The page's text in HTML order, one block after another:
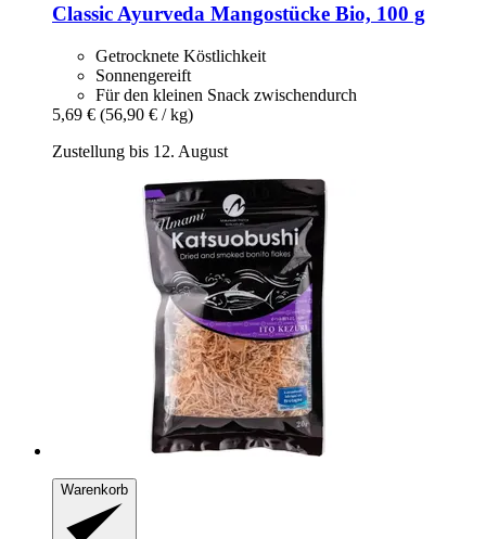
Classic Ayurveda Mangostücke Bio, 100 g
Getrocknete Köstlichkeit
Sonnengereift
Für den kleinen Snack zwischendurch
5,69 € (56,90 € / kg)
Zustellung bis 12. August
Warenkorb